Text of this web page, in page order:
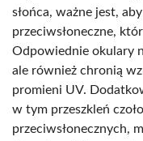
słońca, ważne jest,
przeciwsłoneczne,
Odpowiednie okulary
ale również chronią
promieni UV.
w tym przeszkleń
przeciwsłonecznych,